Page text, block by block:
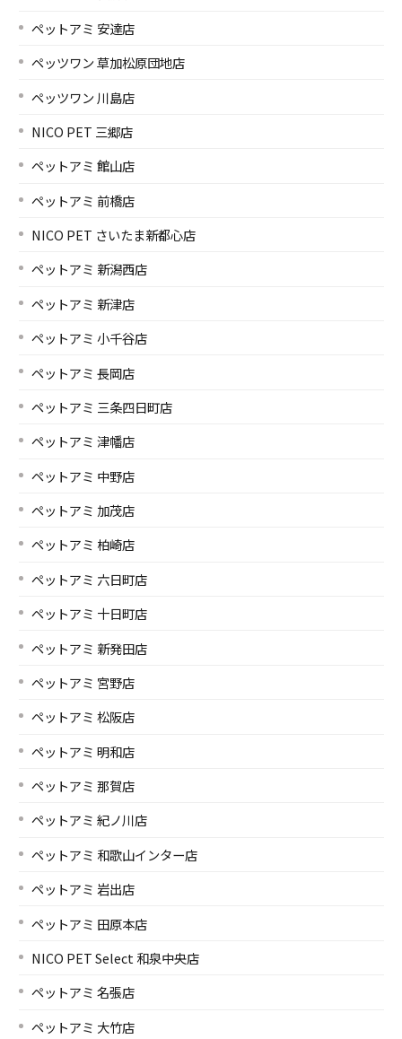
ペットアミ 安達店
ペッツワン 草加松原団地店
ペッツワン 川島店
NICO PET 三郷店
ペットアミ 館山店
ペットアミ 前橋店
NICO PET さいたま新都心店
ペットアミ 新潟西店
ペットアミ 新津店
ペットアミ 小千谷店
ペットアミ 長岡店
ペットアミ 三条四日町店
ペットアミ 津幡店
ペットアミ 中野店
ペットアミ 加茂店
ペットアミ 柏崎店
ペットアミ 六日町店
ペットアミ 十日町店
ペットアミ 新発田店
ペットアミ 宮野店
ペットアミ 松阪店
ペットアミ 明和店
ペットアミ 那賀店
ペットアミ 紀ノ川店
ペットアミ 和歌山インター店
ペットアミ 岩出店
ペットアミ 田原本店
NICO PET Select 和泉中央店
ペットアミ 名張店
ペットアミ 大竹店